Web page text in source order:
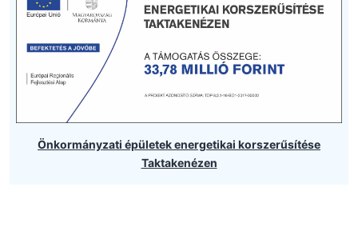
Önkormányzati épületek energetikai korszerűsítése
Taktakenézen